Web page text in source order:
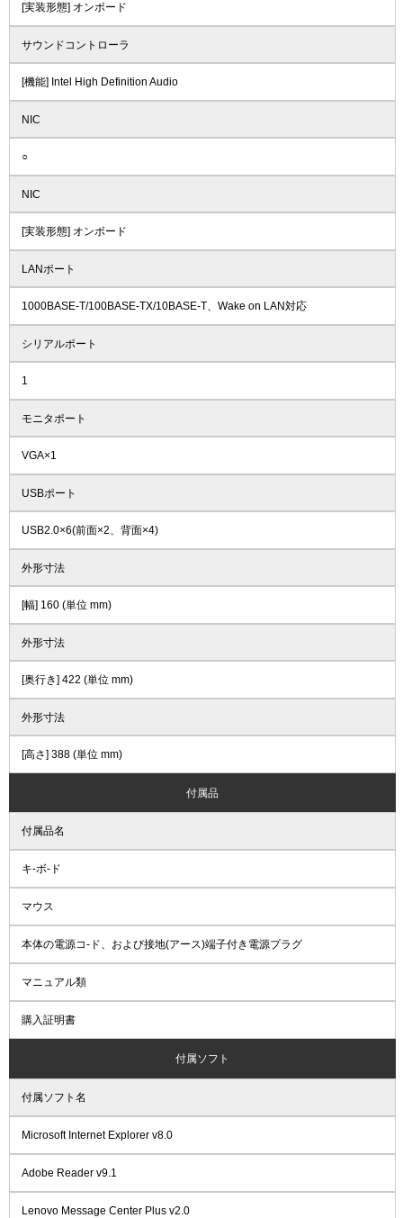
[実装形態] オンボード
サウンドコントローラ
[機能] Intel High Definition Audio
NIC
○
NIC
[実装形態] オンボード
LANポート
1000BASE-T/100BASE-TX/10BASE-T、Wake on LAN対応
シリアルポート
1
モニタポート
VGA×1
USBポート
USB2.0×6(前面×2、背面×4)
外形寸法
[幅] 160 (単位 mm)
外形寸法
[奥行き] 422 (単位 mm)
外形寸法
[高さ] 388 (単位 mm)
付属品
付属品名
キ-ボ-ド
マウス
本体の電源コ-ド、および接地(アース)端子付き電源プラグ
マニュアル類
購入証明書
付属ソフト
付属ソフト名
Microsoft Internet Explorer v8.0
Adobe Reader v9.1
Lenovo Message Center Plus v2.0